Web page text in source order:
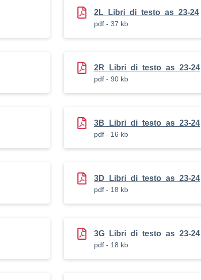
2L_Libri_di_testo_as_23-24
pdf - 37 kb
2R_Libri_di_testo_as_23-24
pdf - 90 kb
3B_Libri_di_testo_as_23-24
pdf - 16 kb
3D_Libri_di_testo_as_23-24
pdf - 18 kb
3G_Libri_di_testo_as_23-24
pdf - 18 kb